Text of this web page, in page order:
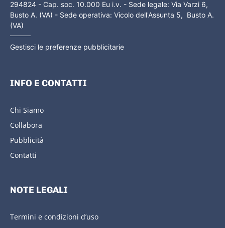
294824 - Cap. soc. 10.000 Eu i.v. - Sede legale: Via Varzi 6,
Busto A. (VA) - Sede operativa: Vicolo dell'Assunta 5, Busto A.
(VA)
Gestisci le preferenze pubblicitarie
INFO E CONTATTI
Chi Siamo
Collabora
Pubblicità
Contatti
NOTE LEGALI
Termini e condizioni d’uso